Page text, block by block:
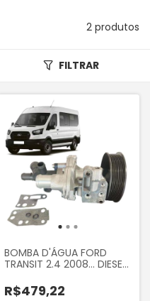
2 produtos
FILTRAR
BOMBA D'ÁGUA FORD
TRANSIT 2.4 2008... DIESEL
R$479,22